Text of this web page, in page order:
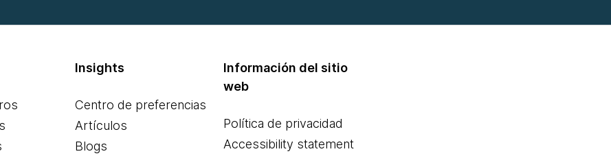
Insights
Centro de preferencias
Artículos
Blogs
Información del sitio
web
Política de privacidad
Accessibility statement